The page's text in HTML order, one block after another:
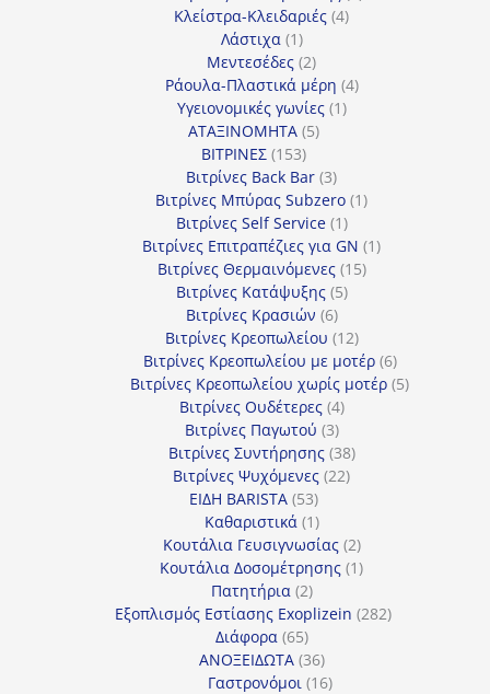
Κλείστρα-Κλειδαριές 44
Λάστιχα 11
προϊόν
Μεντεσέδες 22
προϊόντα
Ράουλα-Πλαστικά μέρη 44
Υγειονομικές γωνίες 11
ΑΤΑΞΙΝΟΜΗΤΑ 55
ΒΙΤΡΙΝΕΣ 153153
προϊόντα
Βιτρίνες Back Bar 33
προϊόντα
Βιτρίνες Mπύρας Subzero 11
Βιτρίνες Self Service 11
προϊόν
Βιτρίνες Επιτραπέζιες για GN 11
Βιτρίνες Θερμαινόμενες 1515
Βιτρίνες Κατάψυξης 55
Βιτρίνες Κρασιών 66
προϊόντα
Βιτρίνες Κρεοπωλείου 1212
προϊόντα
Βιτρίνες Κρεοπωλείου με μοτέρ 66
προϊόντα
Βιτρίνες Κρεοπωλείου χωρίς μοτέρ 55
Βιτρίνες Ουδέτερες 44
προϊόντα
Βιτρίνες Παγωτού 33
προϊόντα
Βιτρίνες Συντήρησης 3838
προϊόντα
Βιτρίνες Ψυχόμενες 2222
ΕΙΔΗ BARISTA 5353
προϊόντα
Καθαριστικά 11
προϊόν
Κουτάλια Γευσιγνωσίας 22
προϊόντα
Κουτάλια Δοσομέτρησης 11
Πατητήρια 22
προϊόντα
Εξοπλισμός Εστίασης Exoplizein 282282
Διάφορα 6565
προϊόντα
ΑΝΟΞΕΙΔΩΤΑ 3636
προϊόντα
Γαστρονόμοι 1616